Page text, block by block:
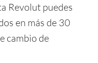
Revolut puedes
en más de 30
cambio de